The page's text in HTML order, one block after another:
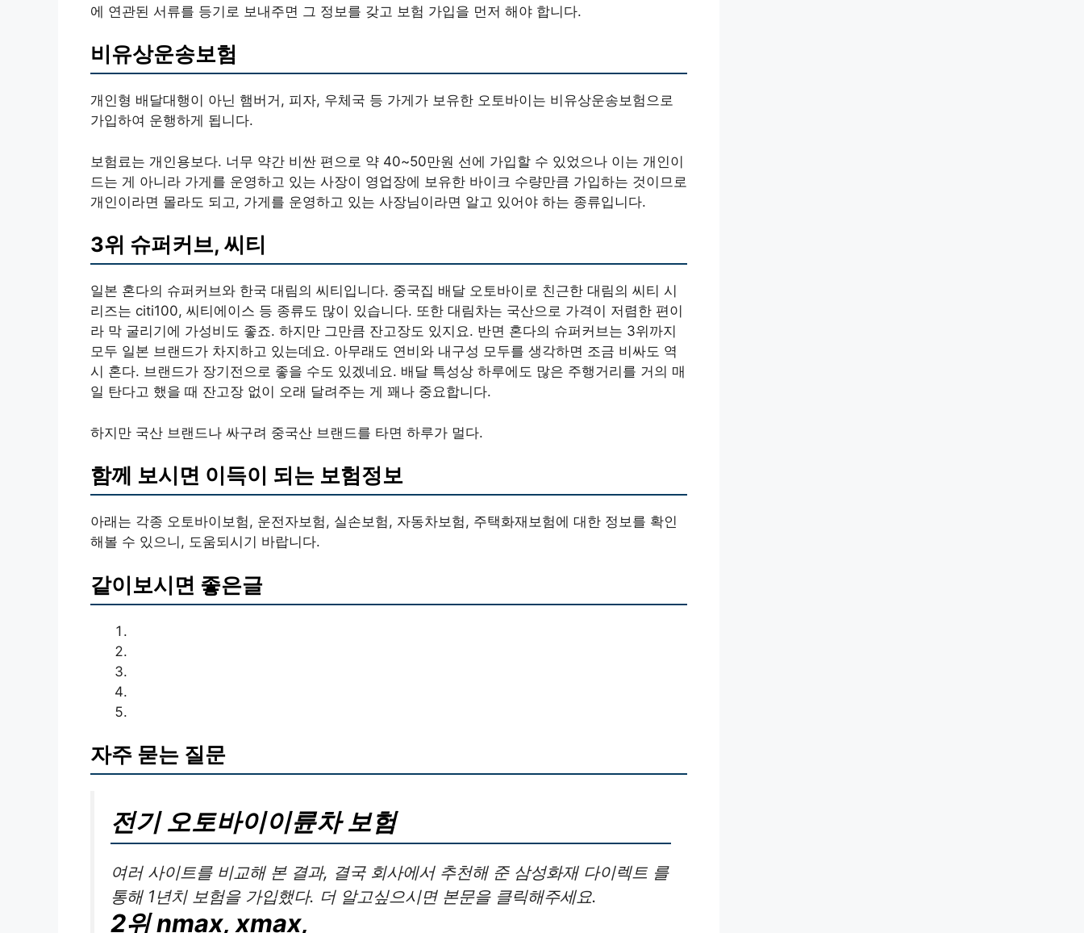
에 연관된 서류를 등기로 보내주면 그 정보를 갖고 보험 가입을 먼저 해야 합니다.
비유상운송보험
개인형 배달대행이 아닌 햄버거, 피자, 우체국 등 가게가 보유한 오토바이는 비유상운송보험으로
가입하여 운행하게 됩니다.
보험료는 개인용보다. 너무 약간 비싼 편으로 약 40~50만원 선에 가입할 수 있었으나 이는 개인이
드는 게 아니라 가게를 운영하고 있는 사장이 영업장에 보유한 바이크 수량만큼 가입하는 것이므로
개인이라면 몰라도 되고, 가게를 운영하고 있는 사장님이라면 알고 있어야 하는 종류입니다.
3위 슈퍼커브, 씨티
일본 혼다의 슈퍼커브와 한국 대림의 씨티입니다. 중국집 배달 오토바이로 친근한 대림의 씨티 시
리즈는 citi100, 씨티에이스 등 종류도 많이 있습니다. 또한 대림차는 국산으로 가격이 저렴한 편이
라 막 굴리기에 가성비도 좋죠. 하지만 그만큼 잔고장도 있지요. 반면 혼다의 슈퍼커브는 3위까지
모두 일본 브랜드가 차지하고 있는데요. 아무래도 연비와 내구성 모두를 생각하면 조금 비싸도 역
시 혼다. 브랜드가 장기전으로 좋을 수도 있겠네요. 배달 특성상 하루에도 많은 주행거리를 거의 매
일 탄다고 했을 때 잔고장 없이 오래 달려주는 게 꽤나 중요합니다.
하지만 국산 브랜드나 싸구려 중국산 브랜드를 타면 하루가 멀다.
함께 보시면 이득이 되는 보험정보
아래는 각종 오토바이보험, 운전자보험, 실손보험, 자동차보험, 주택화재보험에 대한 정보를 확인
해볼 수 있으니, 도움되시기 바랍니다.
같이보시면 좋은글
자주 묻는 질문
전기 오토바이이륜차 보험
여러 사이트를 비교해 본 결과, 결국 회사에서 추천해 준 삼성화재 다이렉트 를
통해 1년치 보험을 가입했다. 더 알고싶으시면 본문을 클릭해주세요.
2위 nmax, xmax,